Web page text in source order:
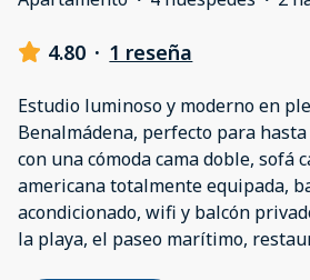
4.80 · 1 reseña
Estudio luminoso y moderno en
Benalmádena, perfecto para
con una cómoda cama doble, sofá
americana totalmente equipada,
acondicionado, wifi y balcón
la playa, el paseo marítimo,